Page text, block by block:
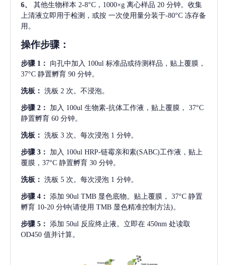
6、 其他生物样本 2-8°C，1000×g 离心样品 20 分钟。收集
上清液立即用于检测，或按 一次使用量分装于-80°C 冻存备
用。
操作步骤：
步骤 1： 向孔中加入 100ul 标准品或待测样品，贴上覆膜，
37°C 静置孵育 90 分钟。
洗板： 洗板 2 次。不浸泡。
步骤 2： 加入 100ul 生物素-抗体工作液，贴上覆膜， 37°C
静置孵育 60 分钟。
洗板： 洗板 3 次。每次浸泡 1 分钟。
步骤 3： 加入 100ul HRP-链霉亲和素(SABC)工作液，贴上
覆膜，37°C 静置孵育 30 分钟。
洗板： 洗板 5 次。每次浸泡 1 分钟。
步骤 4： 添加 90ul TMB 显色底物。贴上覆膜， 37°C 静置
孵育 10-20 分钟(请使用 TMB 显色精准控制方法)。
步骤 5： 添加 50ul 反应终止液。立即在 450nm 处读取
OD450 值并计算。